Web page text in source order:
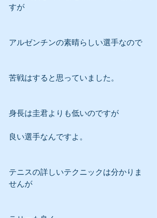
すが
アルゼンチンの素晴らしい選手なので
苦戦はすると思っていました。
身長は圭君よりも低いのですが
良い選手なんですよ。
テニスの詳しいテクニックは分かりま
せんが